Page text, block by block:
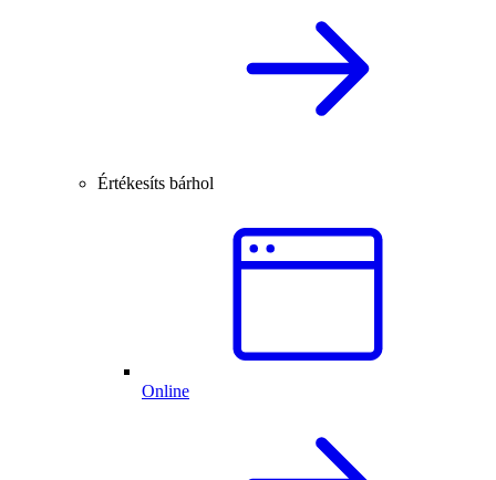
Értékesíts bárhol
Online